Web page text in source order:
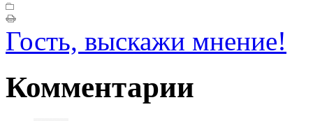
Гость, выскажи мнение!
Комментарии